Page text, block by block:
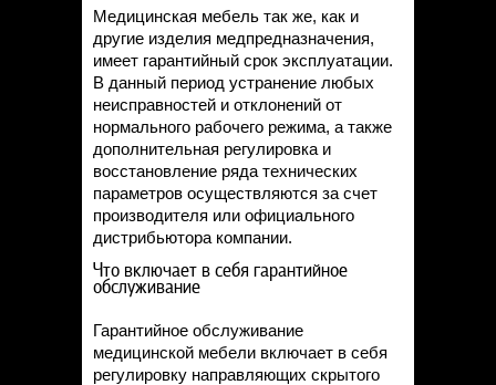
светильников
Ремонт медицинской мебели
Запасные части
Гарантийное обслуживание
медицинской мебели
Инструкции от производителей
Установка медицинской мебели
Доставка
Наши объекты
Производители
Дилерам
Статьи
Медицинская мебель так же, как и
другие изделия медпредназначения,
имеет гарантийный срок эксплуатации.
В данный период устранение любых
неисправностей и отклонений от
нормального рабочего режима, а также
дополнительная регулировка и
восстановление ряда технических
параметров осуществляются за счет
производителя или официального
дистрибьютора компании.
Что включает в себя гарантийное
обслуживание
Гарантийное обслуживание
медицинской мебели включает в себя
регулировку направляющих скрытого